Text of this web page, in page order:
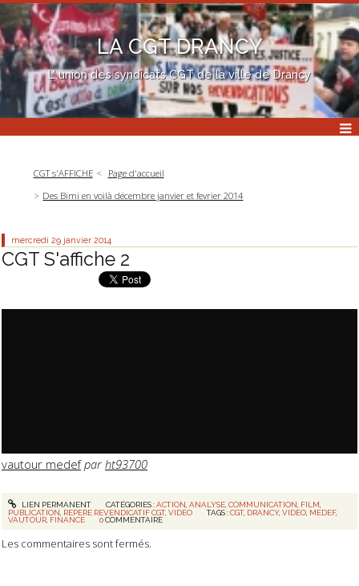
LA CGT DRANCY
L' union des syndicats CGT de la ville de Drancy
CGT s'AFFICHE
Page d'accueil
Des Bimi en voilà décembre janvier et fevrier 2014
mercredi 29 janvier 2014
CGT S'affiche 2
vautour medef par ht93700
LIEN PERMANENT CATÉGORIES :ACTION, ANALYSE, COMMUNICATION, FILM,
PUBLICATION, REPERE REVENDICATIF CGT,VIDEO TAGS :CGT, DRANCY,VIDEO, MEDEF,
VAUTOUR, FINANCE 0 COMMENTAIRE
Les commentaires sont fermés.